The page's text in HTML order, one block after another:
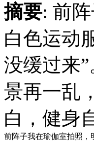
摘要: 前
白色运动
没缓过来
景再一乱
白，健身
前阵子我在瑜伽室拍照，